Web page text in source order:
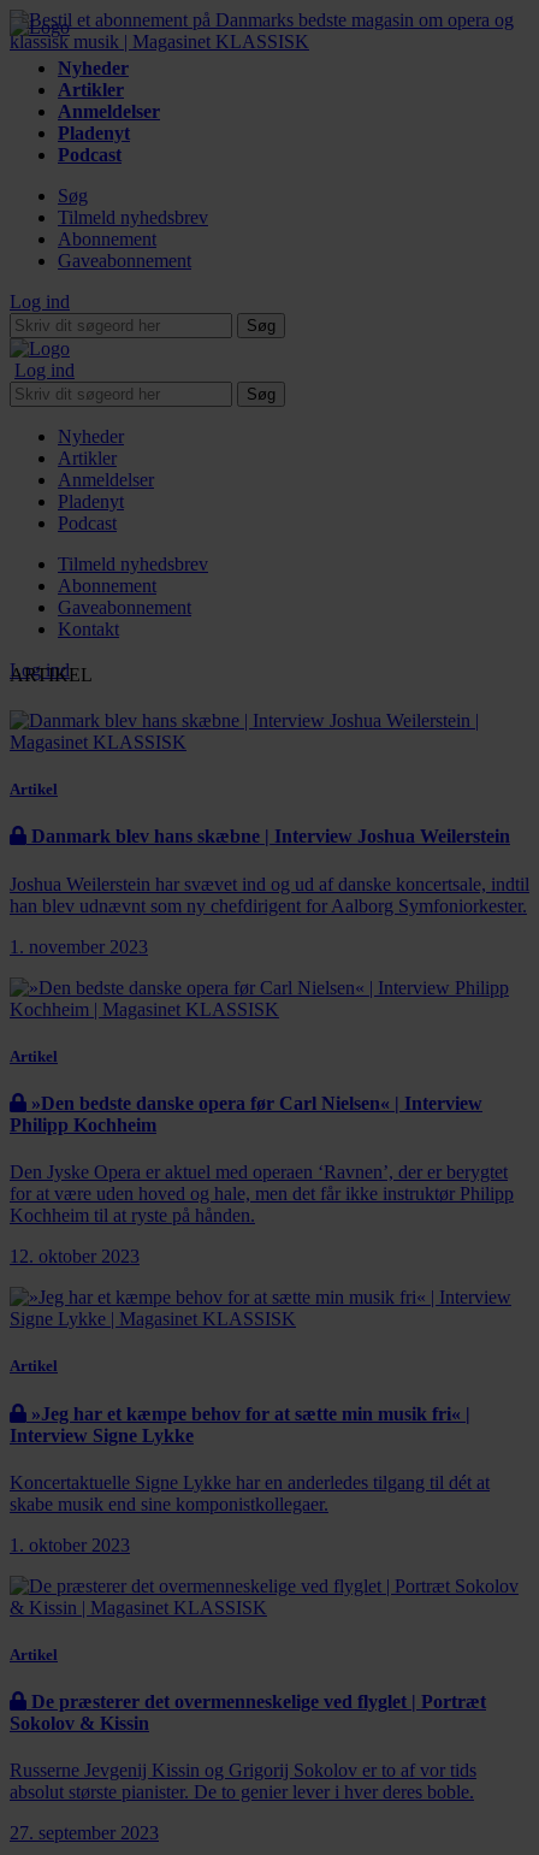
Nyheder
Artikler
Anmeldelser
Pladenyt
Podcast
Søg
Tilmeld nyhedsbrev
Abonnement
Gaveabonnement
Log ind
Søg
Log ind
Søg
Nyheder
Artikler
Anmeldelser
Pladenyt
Podcast
Tilmeld nyhedsbrev
Abonnement
Gaveabonnement
Kontakt
Log ind
ARTIKEL
Artikel
Danmark blev hans skæbne | Interview Joshua Weilerstein
Joshua Weilerstein har svævet ind og ud af danske koncertsale, indtil
han blev udnævnt som ny chefdirigent for Aalborg Symfoniorkester.
1. november 2023
Artikel
»Den bedste danske opera før Carl Nielsen« | Interview
Philipp Kochheim
Den Jyske Opera er aktuel med operaen ‘Ravnen’, der er berygtet
for at være uden hoved og hale, men det får ikke instruktør Philipp
Kochheim til at ryste på hånden.
12. oktober 2023
Artikel
»Jeg har et kæmpe behov for at sætte min musik fri« |
Interview Signe Lykke
Koncertaktuelle Signe Lykke har en anderledes tilgang til dét at
skabe musik end sine komponistkollegaer.
1. oktober 2023
Artikel
De præsterer det overmenneskelige ved flyglet | Portræt
Sokolov & Kissin
Russerne Jevgenij Kissin og Grigorij Sokolov er to af vor tids
absolut største pianister. De to genier lever i hver deres boble.
27. september 2023